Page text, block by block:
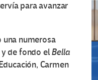
para avanzar
una numerosa
de fondo elBella
Carmen